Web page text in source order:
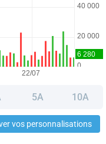
5A 10A
vos personnalisations